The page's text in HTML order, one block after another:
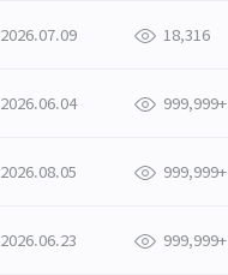
2026.07.09 18,316
2026.06.04 999,999+
2026.08.05 999,999+
2026.06.23 999,999+